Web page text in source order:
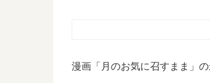
漫画「月のお気に召すまま」